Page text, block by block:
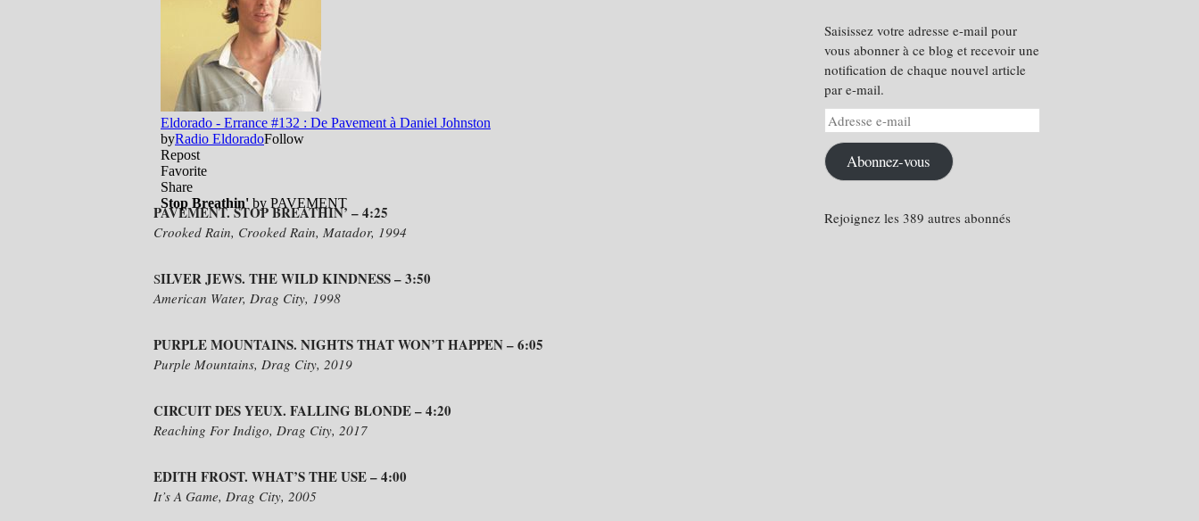
PAVEMENT. STOP BREATHIN’ – 4:25
Crooked Rain, Crooked Rain, Matador, 1994
SILVER JEWS. THE WILD KINDNESS – 3:50
American Water, Drag City, 1998
PURPLE MOUNTAINS. NIGHTS THAT WON’T HAPPEN – 6:05
Purple Mountains, Drag City, 2019
CIRCUIT DES YEUX. FALLING BLONDE – 4:20
Reaching For Indigo, Drag City, 2017
EDITH FROST. WHAT’S THE USE – 4:00
It’s A Game, Drag City, 2005
Saisissez votre adresse e-mail pour
vous abonner à ce blog et recevoir une
notification de chaque nouvel article
par e-mail.
Adresse
e-
mail Abonnez-vous
Rejoignez les 389 autres abonnés